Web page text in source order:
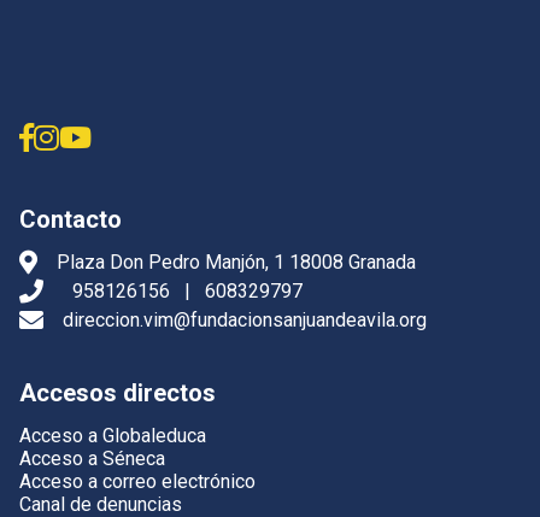
Contacto
Plaza Don Pedro Manjón, 1 18008 Granada
958126156
|
608329797
direccion.vim@fundacionsanjuandeavila.org
Accesos directos
Acceso a Globaleduca
Acceso a Séneca
Acceso a correo electrónico
Canal de denuncias